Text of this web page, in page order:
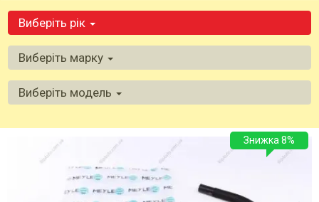
Виберіть рік
Виберіть марку
Виберіть модель
Знижка 8%